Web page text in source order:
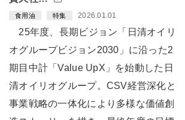
食用油 特集 2026.01.01
25年度、長期ビジョン「日清オイリ
オグループビジョン2030」に沿った2
期目中計「Value UpX」を始動した日
清オイリオグループ。CSV経営深化と
事業戦略の一体化により多様な価値創